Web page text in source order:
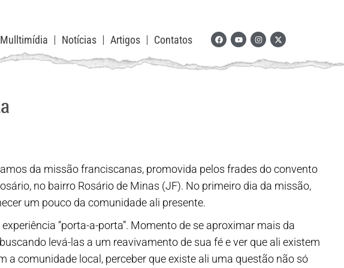
Mulltimídia Notícias Artigos Contatos
da missão franciscanas, promovida pelos frades do convento
no bairro Rosário de Minas (JF). No primeiro dia da missão,
um pouco da comunidade ali presente.
“porta-a-porta”. Momento de se aproximar mais da
levá-las a um reavivamento de sua fé e ver que ali existem
comunidade local, perceber que existe ali uma questão não só